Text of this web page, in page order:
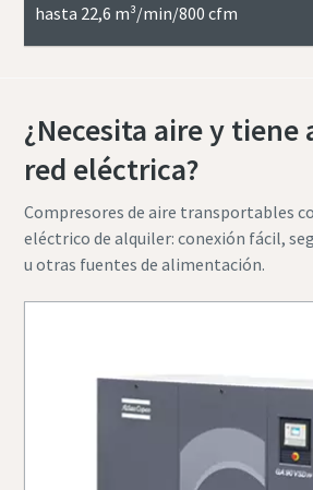
hasta 22,6 m³/min/800 cfm
¿Necesita aire y tiene
red eléctrica?
Compresores de aire transportables
eléctrico de alquiler: conexión fácil,
u otras fuentes de alimentación.